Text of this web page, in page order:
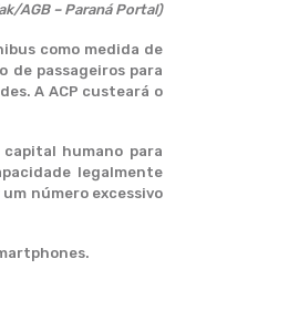
AGB – Paraná Portal)
como medida de
de passageiros para
A ACP custeará o
humano para
legalmente
número excessivo